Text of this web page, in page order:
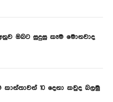
ඔබට සුදුසු කෑම මොනවාද
10 දෙනා කවුද බලමු